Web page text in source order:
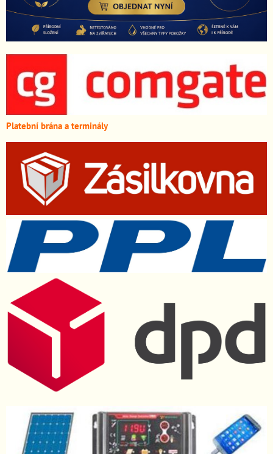
Platební brána a terminály